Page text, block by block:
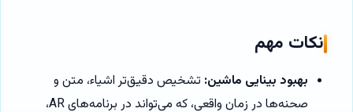
نکات مهم
بهبود بینایی ماشین: تشخیص دقیق‌تر اشیاء، متن و
صحنه‌ها در زمان واقعی، که می‌تواند در برنامه‌های AR،